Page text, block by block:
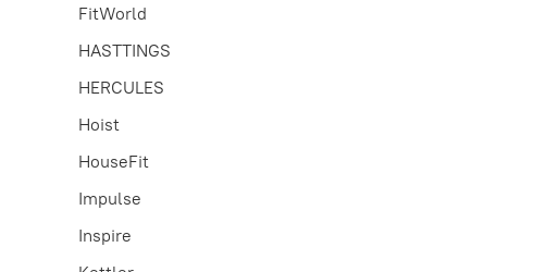
FitWorld
HASTTINGS
HERCULES
Hoist
HouseFit
Impulse
Inspire